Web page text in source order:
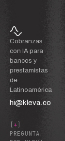
Cobranzas
con IA para
bancos y
prestamistas
de
Latinoamérica
hi@kleva.co
[+]
PREGUNTA